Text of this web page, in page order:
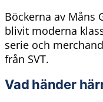
Böckerna av Måns
blivit moderna
serie och
från SVT.
Vad händer